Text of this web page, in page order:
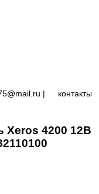
| контакты
Xeros 4200 12В